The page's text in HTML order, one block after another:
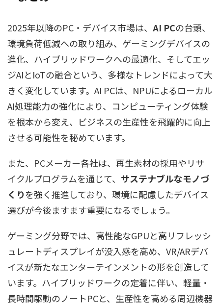
2025年以降のPC・デバイス市場は、 AI PCの台頭、
環境負荷低減への取り組み、ゲーミングデバイスの
進化、ハイブリッドワークへの最適化、そしてエッ
ジAIとIoTの融合という、多様なトレンドによって大
きく変化しています。AI PCは、NPUによるローカル
AI処理能力の強化により、コンピューティング体験
を根本から変え、ビジネスの生産性を飛躍的に向上
させる可能性を秘めています。
また、PCメーカー各社は、再生素材の採用やリサ
イクルプログラムを通じて、 サステナブルなモノづ
くりを強く推進しており、環境に配慮したデバイス
選びが今後ますます重要になるでしょう。
ゲーミング分野では、高性能なGPUと高リフレッシ
ュレートディスプレイが没入感を高め、VR/ARデバ
イスが新たなエンターテインメントの形を創造して
います。ハイブリッドワークの定着に伴い、軽量・
長時間駆動のノートPCと、生産性を高める周辺機器